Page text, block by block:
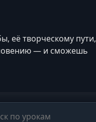
её творческому пути,
— и сможешь